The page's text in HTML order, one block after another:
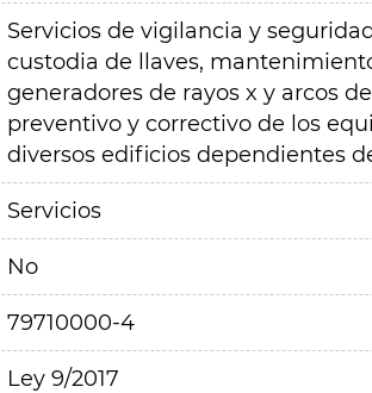
Servicios de vigilancia y
custodia de llaves,
generadores de rayos x y arcos
preventivo y correctivo de los
diversos edificios dependientes
Servicios
No
79710000-4
Ley 9/2017